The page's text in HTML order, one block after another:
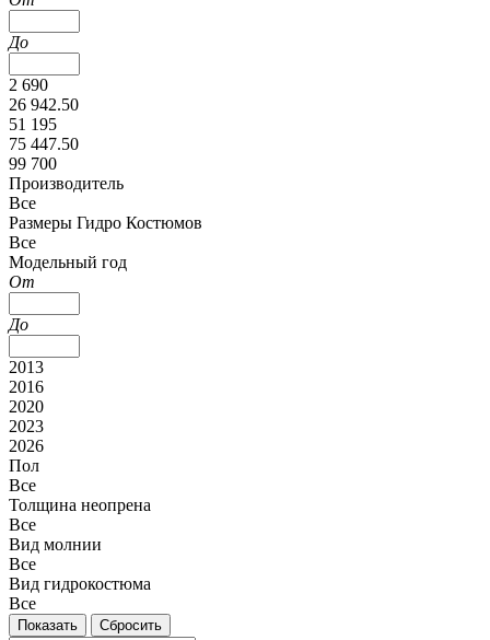
До
2 690
26 942.50
51 195
75 447.50
99 700
Производитель
Все
Размеры Гидро Костюмов
Все
Модельный год
От
До
2013
2016
2020
2023
2026
Пол
Все
Толщина неопрена
Все
Вид молнии
Все
Вид гидрокостюма
Все